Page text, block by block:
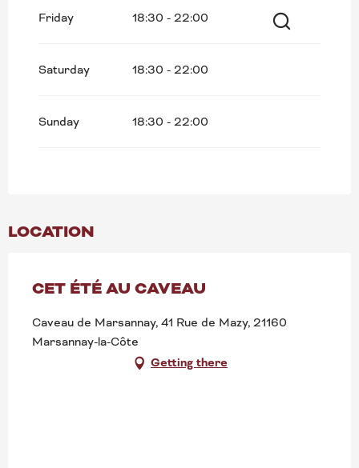
Friday 18:30 - 22:00
Saturday 18:30 - 22:00
Sunday 18:30 - 22:00
LOCATION
CET ÉTÉ AU CAVEAU
Caveau de Marsannay, 41 Rue de Mazy, 21160
Marsannay-la-Côte
Getting there